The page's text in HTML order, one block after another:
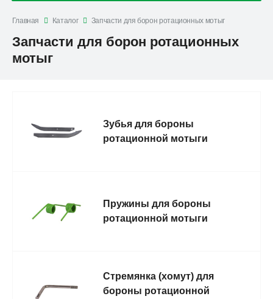
Главная Каталог Запчасти для борон ротационных мотыг
Запчасти для борон ротационных
мотыг
Зубья для бороны
ротационной мотыги
Пружины для бороны
ротационной мотыги
Стремянка (хомут) для
бороны ротационной